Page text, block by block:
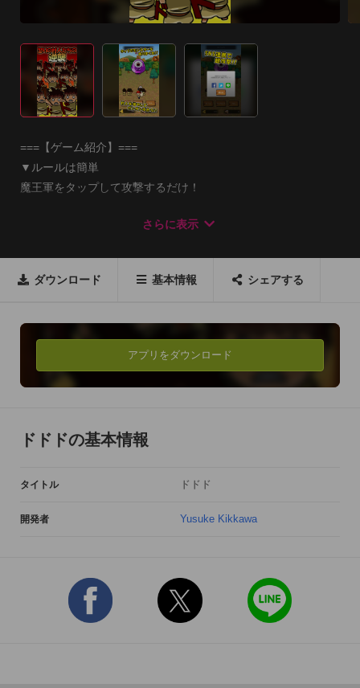
===【ゲーム紹介】===
▼ルールは簡単
魔王軍をタップして攻撃するだけ！
アプリ本体：無料
さらに表示
ダウンロード 基本情報 シェアする
アプリをダウンロード
ドドドの基本情報
タイトル ドドド
開発者 Yusuke Kikkawa